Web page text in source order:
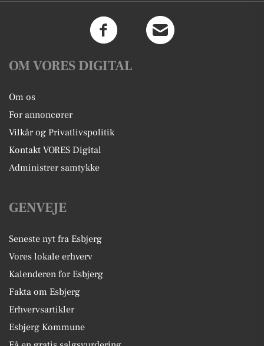
OM VORES DIGITAL
Om os
For annoncører
Vilkår og Privatlivspolitik
Kontakt VORES Digital
Administrer samtykke
GENVEJE
Seneste nyt fra Esbjerg
Vores lokale erhverv
Kalenderen for Esbjerg
Fakta om Esbjerg
Erhvervsartikler
Esbjerg Kommune